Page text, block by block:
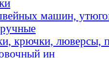
машин,
крючки, люверсы,
ин